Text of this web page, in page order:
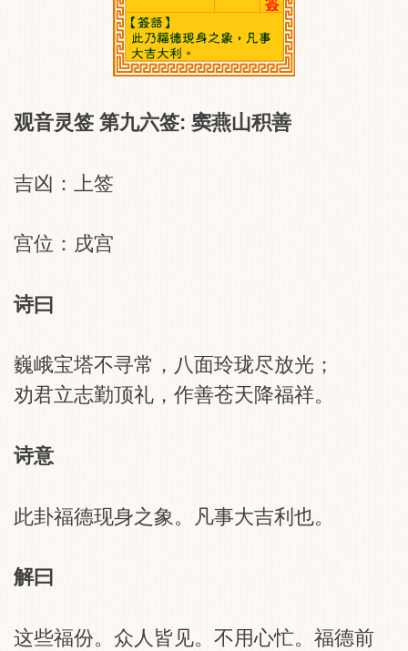
观音灵签 第九六签: 窦燕山积善
吉凶：上签
宫位：戌宫
诗曰
巍峨宝塔不寻常，八面玲珑尽放光；
劝君立志勤顶礼，作善苍天降福祥。
诗意
此卦福德现身之象。凡事大吉利也。
解曰
这些福份。众人皆见。不用心忙。福德前